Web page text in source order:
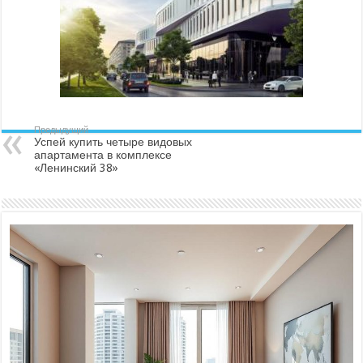
Предыдущий
Успей купить четыре видовых
апартамента в комплексе
«Ленинский 38»